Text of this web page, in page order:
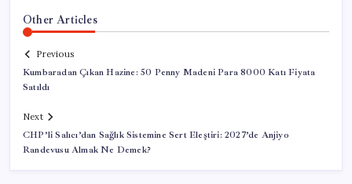
Other Articles
Previous
Kumbaradan Çıkan Hazine: 50 Penny Madeni Para 8000 Katı Fiyata
Satıldı
Next
CHP’li Salıcı’dan Sağlık Sistemine Sert Eleştiri: 2027’de Anjiyo
Randevusu Almak Ne Demek?